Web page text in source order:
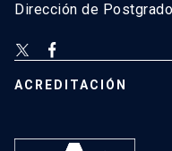
Dirección de
ACREDITACIÓN